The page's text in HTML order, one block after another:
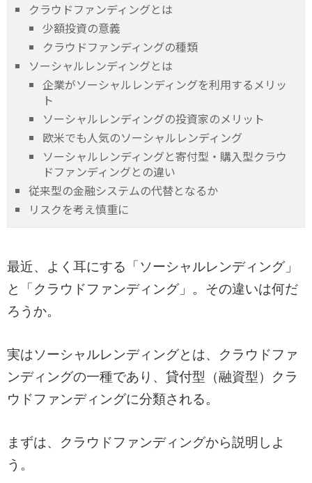
クラウドファンディングとは
少額投資の意義
クラウドファンディングの種類
ソーシャルレンディングとは
企業がソーシャルレンディングを利用するメリッ
ト
ソーシャルレンディングの投資家のメリット
欧米でも人気のソーシャルレンディング
ソーシャルレンディングと寄付型・購入型クラウ
ドファンディングとの違い
従来型の金融システムの代替となるか
リスクを考え慎重に
最近、よく耳にする「ソーシャルレンディング」
と「クラウドファンディング」。その違いは何だ
ろうか。
実はソーシャルレンディングとは、クラウドファ
ンディングの一種であり、貸付型（融資型）クラ
ウドファンディングに分類される。
まずは、クラウドファンディングから説明しよ
う。